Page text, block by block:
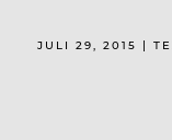
JULI 29, 2015 |